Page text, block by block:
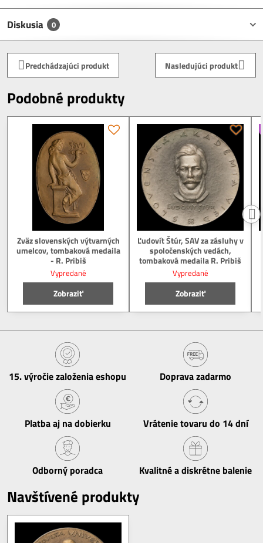
Diskusia 0
Predchádzajúci produkt Nasledujúci produkt
Podobné produkty
Zväz slovenských výtvarných
umelcov, tombaková medaila
- R. Pribiš
Vypredané
Zobraziť
Ľudovít Štúr, SAV za zásluhy v
spoločenských vedách,
tombaková medaila R. Pribiš
Vypredané
Zobraziť
15​. výročie založenia eshopu Doprava zadarmo
Platba aj na dobierku Vrátenie tovaru do 14 dní
Odborný poradca Kvalitné a diskrétne balenie
Navštívené produkty